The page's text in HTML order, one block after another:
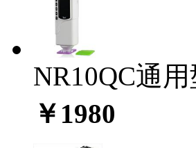
NR10QC通
￥1980